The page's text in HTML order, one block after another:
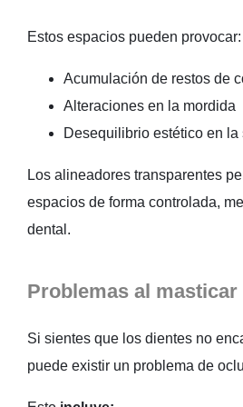
Estos espacios pueden provocar:
Acumulación de restos de
Alteraciones en la mordida
Desequilibrio estético en la
Los alineadores transparentes
espacios de forma controlada,
dental.
Problemas al
Si sientes que los dientes no
puede existir un problema de